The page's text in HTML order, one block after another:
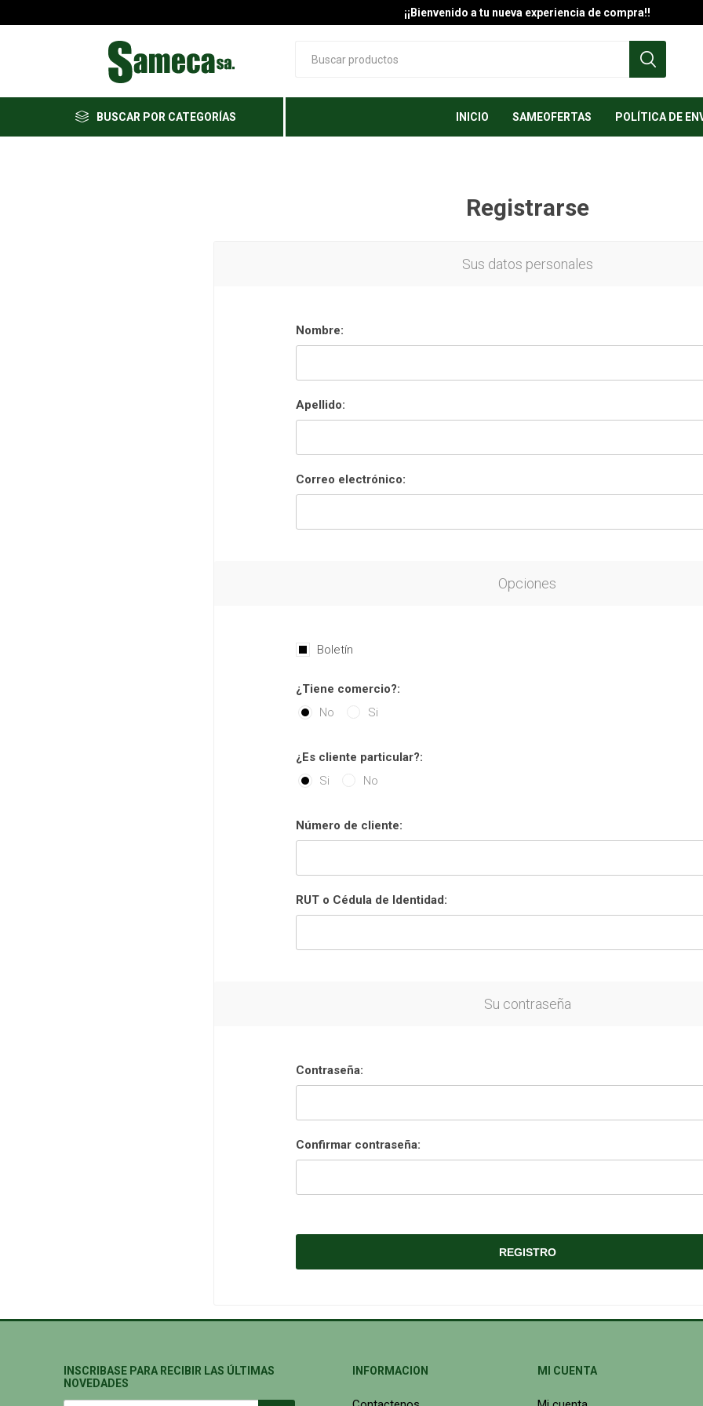
¡¡Bienvenido a tu nueva experiencia de compra!!
BUSCAR POR CATEGORÍAS INICIO SAMEOFERTAS POLÍTICA DE
Registrarse
Sus datos personales
Nombre:
Apellido:
Correo electrónico:
Opciones
Boletín
¿Tiene comercio?:
No
Si
¿Es cliente particular?:
Si
No
Número de cliente:
RUT o Cédula de Identidad:
Su contraseña
Contraseña:
Confirmar contraseña:
INSCRIBASE PARA RECIBIR LAS ÚLTIMAS
NOVEDADES
INFORMACION MI CUENTA